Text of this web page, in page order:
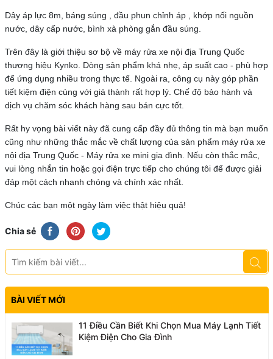
Dây áp lực 8m, báng súng , đầu phun chỉnh áp , khớp nối nguồn
nước, dây cấp nước, bình xà phòng gắn đầu súng.
Trên đây là giới thiệu sơ bộ về máy rửa xe nội địa Trung Quốc
thương hiệu Kynko. Dòng sản phẩm khá nhẹ, áp suất cao - phù hợp
để ứng dụng nhiều trong thực tế. Ngoài ra, công cụ này góp phần
tiết kiệm điện cùng với giá thành rất hợp lý. Chế độ bảo hành và
dịch vụ chăm sóc khách hàng sau bán cực tốt.
Rất hy vọng bài viết này đã cung cấp đầy đủ thông tin mà bạn muốn
cũng như những thắc mắc về chất lượng của sản phẩm máy rửa xe
nội địa Trung Quốc - Máy rửa xe mini gia đình. Nếu còn thắc mắc,
vui lòng nhắn tin hoặc gọi điện trực tiếp cho chúng tôi để được giải
đáp một cách nhanh chóng và chính xác nhất.
Chúc các bạn một ngày làm việc thật hiệu quả!
Chia sẻ
BÀI VIẾT MỚI
11 Điều Cần Biết Khi Chọn Mua Máy Lạnh Tiết
Kiệm Điện Cho Gia Đình